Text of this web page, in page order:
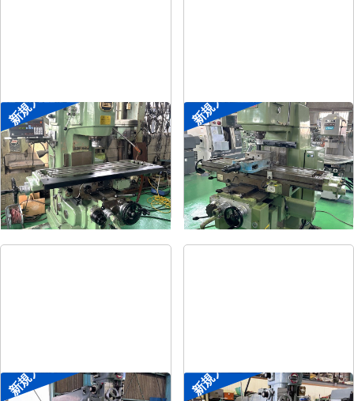
新規入荷
#2立フライス盤
メーカー 平岡工業
形 式MS-V
年 式1993
新規入荷
#2立フライス盤
メーカー 大隈豊和
形 式STM-2V
年 式1990
新規入荷
#2ラムフライス盤 新規入荷
#1ラムフライス盤